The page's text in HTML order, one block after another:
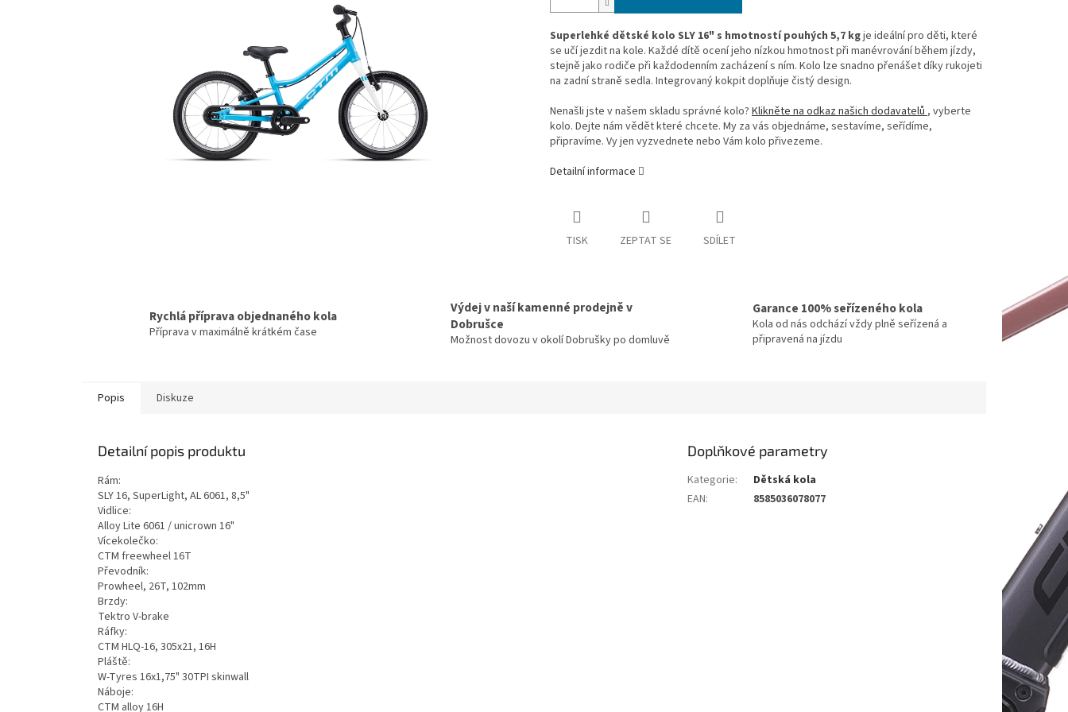
Superlehké dětské kolo SLY 16" s hmotností pouhých 5,7 kgje ideální pro děti, které
se učí jezdit na kole. Každé dítě ocení jeho nízkou hmotnost při manévrování během jízdy,
stejně jako rodiče při každodenním zacházení s ním. Kolo lze snadno přenášet díky rukojeti
na zadní straně sedla. Integrovaný kokpit doplňuje čistý design.
Nenašli jste v našem skladu správné kolo? Klikněte na odkaz našich dodavatelů, vyberte
kolo. Dejte nám vědět které chcete. My za vás objednáme, sestavíme, seřídíme,
připravíme. Vy jen vyzvednete nebo Vám kolo přivezeme.
Detailní informace
TISK ZEPTAT SE SDÍLET
Rychlá příprava objednaného kola
Příprava v maximálně krátkém čase
Výdej v naší kamenné prodejně v
Dobrušce
Možnost dovozu v okolí Dobrušky po domluvě
Garance 100% seřízeného kola
Kola od nás odchází vždy plně seřízená a
připravená na jízdu
Popis Diskuze
Detailní popis produktu
Rám:
SLY 16, SuperLight, AL 6061, 8,5"
Vidlice:
Alloy Lite 6061 / unicrown 16"
Vícekolečko:
CTM freewheel 16T
Převodník:
Prowheel, 26T, 102mm
Brzdy:
Tektro V-brake
Ráfky:
CTM HLQ-16, 305x21, 16H
Pláště:
W-Tyres 16x1,75" 30TPI skinwall
Náboje:
CTM alloy 16H
Doplňkové parametry
Kategorie:
Dětská kola
EAN: 8585036078077